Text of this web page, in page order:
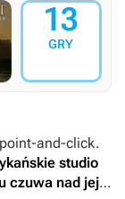
13
GRY
and-click.
studio
czuwa nad jej